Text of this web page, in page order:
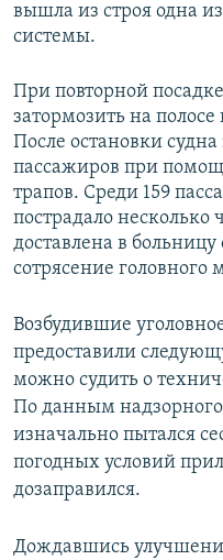
вышла из строя одна
системы.
При повторной
затормозить на
После остановки
пассажиров при
трапов. Среди 159
пострадало
доставлена в
сотрясение головного
Возбудившие
предоставили
можно судить о
По данным надзорного
изначально пытался
погодных условий
дозаправился.
Дождавшись